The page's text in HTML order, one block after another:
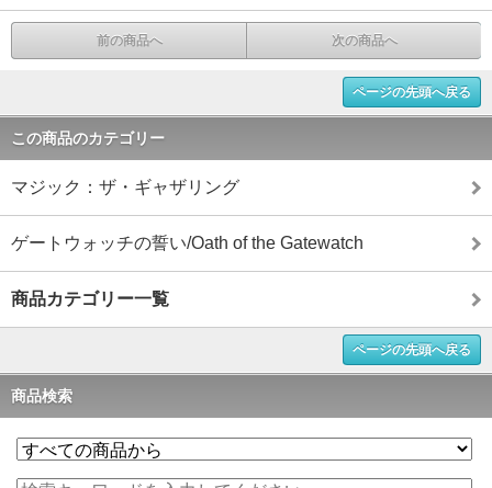
前の商品へ 次の商品へ
ページの先頭へ戻る
この商品のカテゴリー
マジック：ザ・ギャザリング
ゲートウォッチの誓い/Oath of the Gatewatch
商品カテゴリー一覧
ページの先頭へ戻る
商品検索